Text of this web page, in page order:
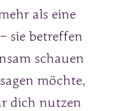
als eine
sie betreffen
schauen
möchte,
dich nutzen